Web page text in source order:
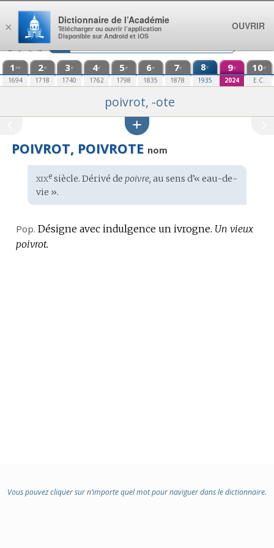
Aller au contenu
1 re
1694
2e
1718
3e
1740
4e
1762
5e
1798
6e
1835
7e
1878
8e
1935
9e
2024
10e
E.C.
poivrot, -ote
POIVROT, POIVROTE nom
Étymologie
:
xixesiècle. Dérivé de poivre, au sens d’« eau-de-
vie ».
Pop. Désigne avec indulgence un ivrogne. Un vieux
poivrot.
Vous pouvez cliquer sur n’importe quel mot pour naviguer dans le dictionnaire.
×
Dictionnaire de l’Académie
Télécharger ou ouvrir l’application
Disponible sur Android et iOS
OUVRIR